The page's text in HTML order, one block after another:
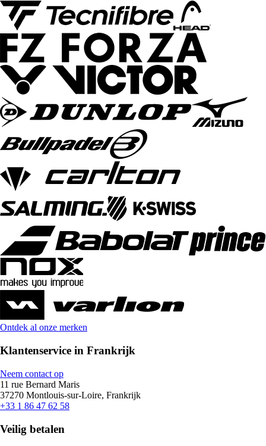
Ontdek al onze merken
Klantenservice in Frankrijk
Neem contact op
11 rue Bernard Maris
37270 Montlouis-sur-Loire, Frankrijk
+33 1 86 47 62 58
Veilig betalen